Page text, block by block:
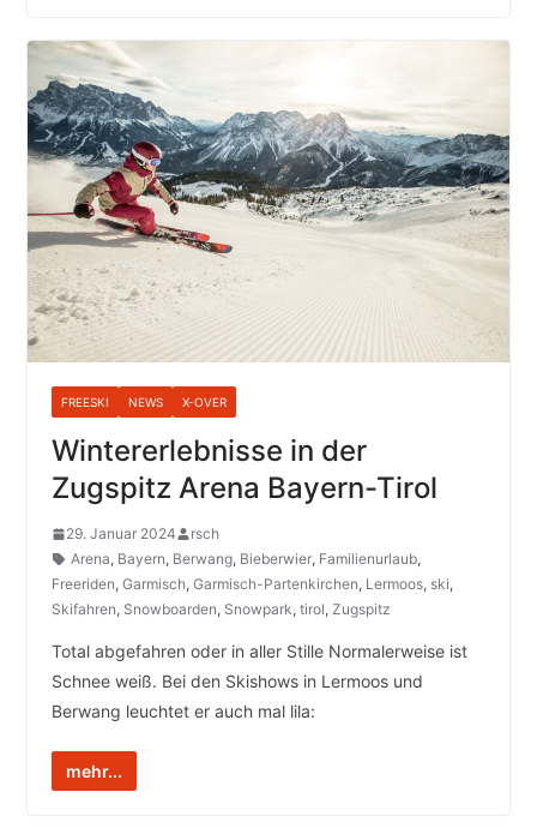
FREESKI NEWS X-OVER
Wintererlebnisse in der
Zugspitz Arena Bayern-Tirol
29. Januar 2024
rsch
Arena, Bayern, Berwang, Bieberwier, Familienurlaub,
Freeriden, Garmisch, Garmisch-Partenkirchen, Lermoos, ski,
Skifahren, Snowboarden, Snowpark, tirol, Zugspitz
Total abgefahren oder in aller Stille Normalerweise ist
Schnee weiß. Bei den Skishows in Lermoos und
Berwang leuchtet er auch mal lila:
mehr...